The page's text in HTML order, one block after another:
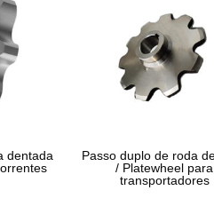
dentada
Passo duplo de roda
/ Platewheel para
transportadores